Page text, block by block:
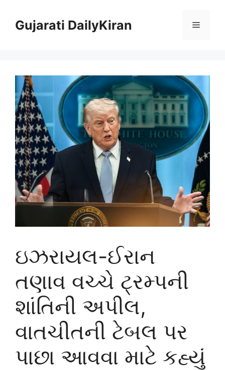
contentGujarati DailyKiran Menu
ઇઝરાયલ-ઈરાન
તણાવ વચ્ચે ટ્રમ્પની
શાંતિની અપીલ,
વાતચીતની ટેબલ પર
પાછા આવવા માટે કહ્યું